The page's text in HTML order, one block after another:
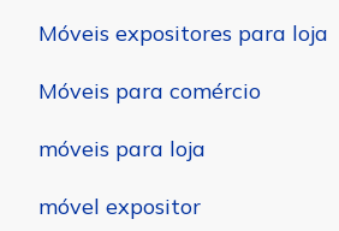
Móveis expositores para loja
Móveis para comércio
móveis para loja
móvel expositor